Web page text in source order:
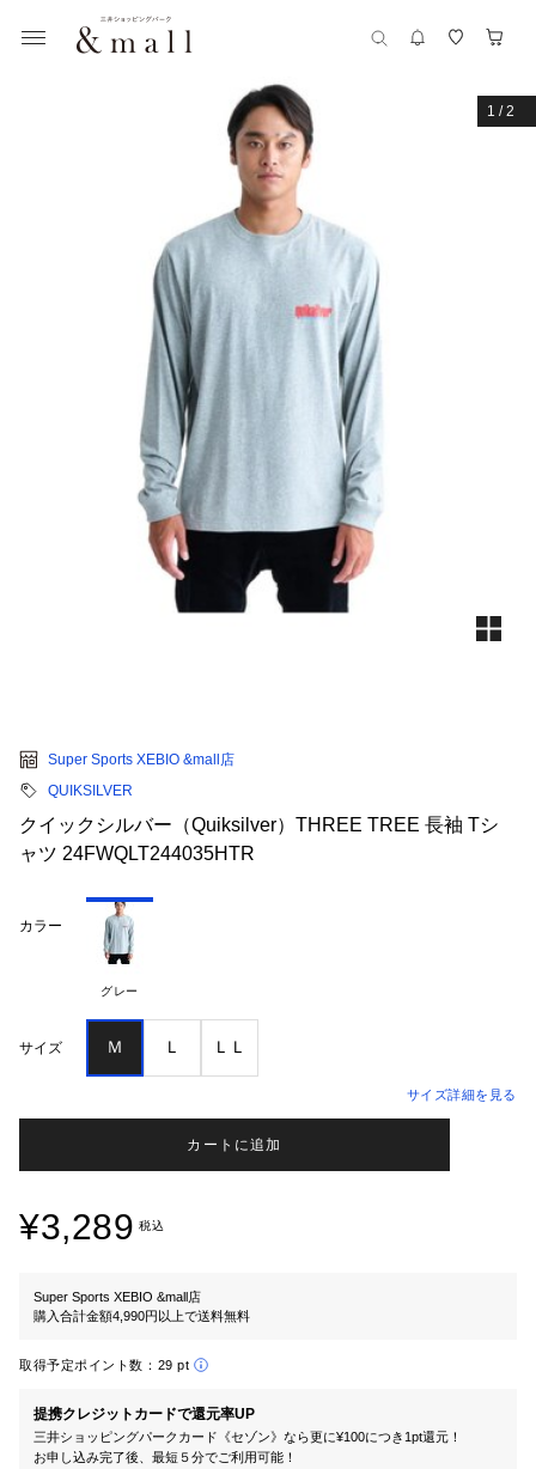
1 /2
Super Sports XEBIO &mall店
QUIKSILVER
クイックシルバー（Quiksilver）THREE TREE 長袖 Tシ
ャツ 24FWQLT244035HTR
カラー
グレー
サイズ Ｍ Ｌ ＬＬ
サイズ詳細を見る
カートに追加
¥3,289 税込
Super Sports XEBIO &mall店
購入合計金額4,990円以上で送料無料
取得予定ポイント数： 29 pt
提携クレジットカードで還元率UP
三井ショッピングパークカード《セゾン》なら更に¥100につき1pt還元！
お申し込み完了後、最短５分でご利用可能！